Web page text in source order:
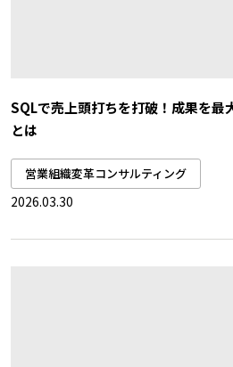
SQLで売上頭打ちを打破！成果を最
とは
営業組織変革コンサルティング
2026.03.30